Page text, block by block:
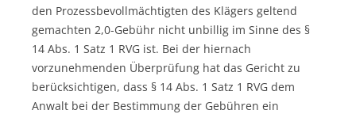
den Prozessbevollmächtigten des Klägers geltend
gemachten 2,0-Gebühr nicht unbillig im Sinne des §
14 Abs. 1 Satz 1 RVG ist. Bei der hiernach
vorzunehmenden Überprüfung hat das Gericht zu
berücksichtigen, dass § 14 Abs. 1 Satz 1 RVG dem
Anwalt bei der Bestimmung der Gebühren ein